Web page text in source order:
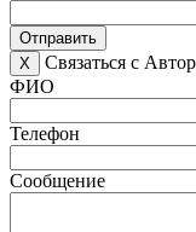
Отправить
X
Связаться с
ФИО
Телефон
Сообщение